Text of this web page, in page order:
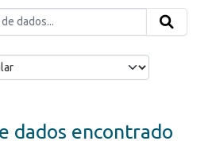
dados encontrado